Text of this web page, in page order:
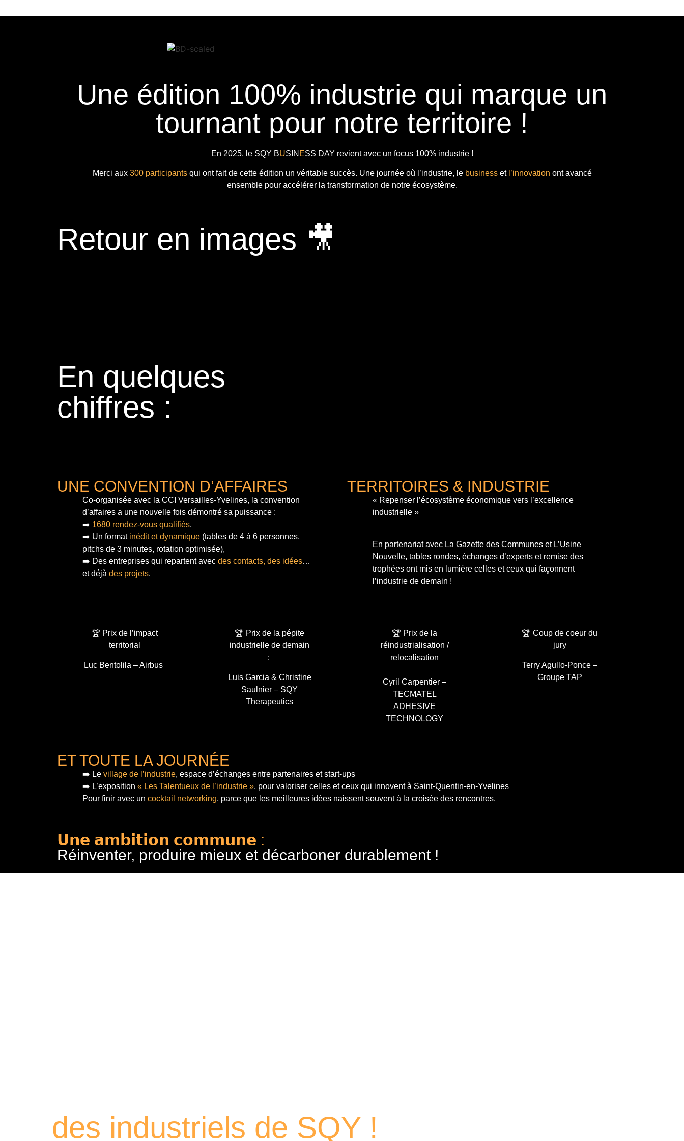
Une édition 100% industrie qui marque un
tournant pour notre territoire !
En 2025, le SQY BUSIN ESS DAY revient avec un focus 100% industrie !
Merci aux 300 participantsqui ont fait de cette édition un véritable succès. Une journée où l’industrie, le businesset l’innovation ont avancé
ensemble pour accélérer la transformation de notre écosystème.
Retour en images 🎥
En quelques
chiffres :
UNE CONVENTION D’AFFAIRES
Co-organisée avec la CCI Versailles-Yvelines, la convention
d’affaires a une nouvelle fois démontré sa puissance :
➡️ 1680 rendez-vous qualifiés,
➡️ Un format inédit et dynamique (tables de 4 à 6 personnes,
pitchs de 3 minutes, rotation optimisée),
➡️ Des entreprises qui repartent avec des contacts, des idées…
et déjà des projets.
TERRITOIRES & INDUSTRIE
« Repenser l’écosystème économique vers l’excellence
industrielle »
En partenariat avec La Gazette des Communes et L’Usine
Nouvelle, tables rondes, échanges d’experts et remise des
trophées ont mis en lumière celles et ceux qui façonnent
l’industrie de demain !
🏆 Prix de l’impact
territorial
Luc Bentolila – Airbus
🏆 Prix de la pépite
industrielle de demain
:
Luis Garcia & Christine
Saulnier – SQY
Therapeutics
🏆 Prix de la
réindustrialisation /
relocalisation
Cyril Carpentier –
TECMATEL
ADHESIVE
TECHNOLOGY
🏆 Coup de coeur du
jury
Terry Agullo-Ponce –
Groupe TAP
ET TOUTE LA JOURNÉE
➡️ Le village de l’industrie, espace d’échanges entre partenaires et start-ups
➡️ L’exposition « Les Talentueux de l’industrie », pour valoriser celles et ceux qui innovent à Saint-Quentin-en-Yvelines
Pour finir avec un cocktail networking, parce que les meilleures idées naissent souvent à la croisée des rencontres.
𝗨𝗻𝗲 𝗮𝗺𝗯𝗶𝘁𝗶𝗼𝗻 𝗰𝗼𝗺𝗺𝘂𝗻𝗲 :
Réinventer, produire mieux et décarboner durablement !
des industriels de SQY !